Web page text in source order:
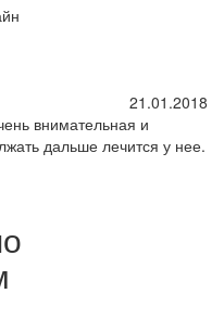
21.01.2018
внимательная и
дальше лечится у нее.